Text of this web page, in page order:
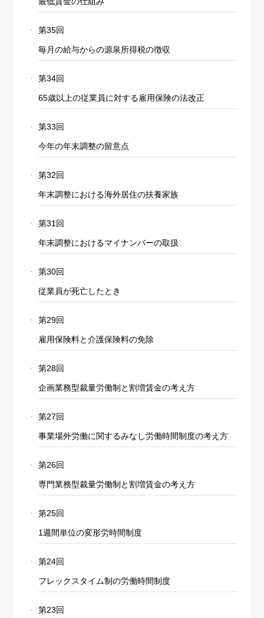
第35回
毎月の給与からの源泉所得税の徴収
第34回
65歳以上の従業員に対する雇用保険の法改正
第33回
今年の年末調整の留意点
第32回
年末調整における海外居住の扶養家族
第31回
年末調整におけるマイナンバーの取扱
第30回
従業員が死亡したとき
第29回
雇用保険料と介護保険料の免除
第28回
企画業務型裁量労働制と割増賃金の考え方
第27回
事業場外労働に関するみなし労働時間制度の考え方
第26回
専門業務型裁量労働制と割増賃金の考え方
第25回
1週間単位の変形労時間制度
第24回
フレックスタイム制の労働時間制度
第23回